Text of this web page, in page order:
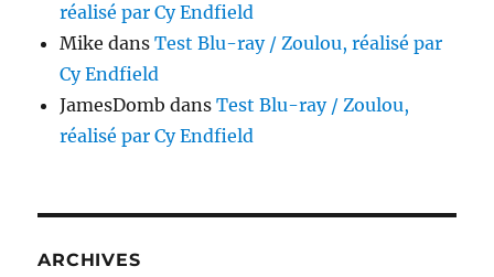
réalisé par Cy Endfield
Mike dansTest Blu-ray / Zoulou, réalisé par
Cy Endfield
JamesDomb dansTest Blu-ray / Zoulou,
réalisé par Cy Endfield
ARCHIVES